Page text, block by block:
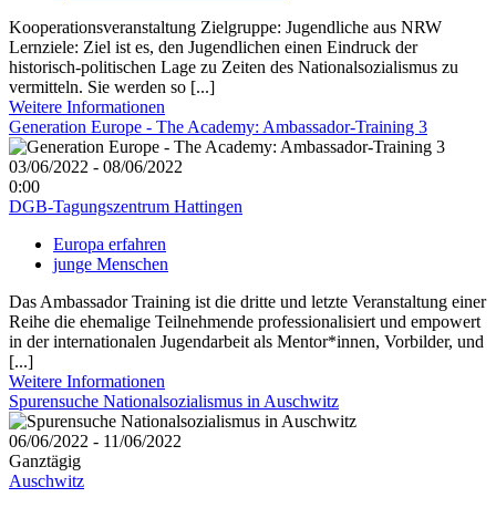
Kooperationsveranstaltung Zielgruppe: Jugendliche aus NRW
Lernziele: Ziel ist es, den Jugendlichen einen Eindruck der
historisch-politischen Lage zu Zeiten des Nationalsozialismus zu
vermitteln. Sie werden so [...]
Weitere Informationen
Generation Europe - The Academy: Ambassador-Training 3
03/06/2022 - 08/06/2022
0:00
DGB-Tagungszentrum Hattingen
Europa erfahren
junge Menschen
Das Ambassador Training ist die dritte und letzte Veranstaltung einer
Reihe die ehemalige Teilnehmende professionalisiert und empowert
in der internationalen Jugendarbeit als Mentor*innen, Vorbilder, und
[...]
Weitere Informationen
Spurensuche Nationalsozialismus in Auschwitz
06/06/2022 - 11/06/2022
Ganztägig
Auschwitz